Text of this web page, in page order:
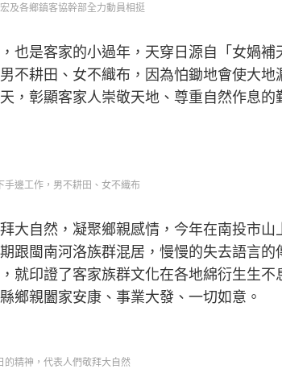
及各鄉鎮客協幹部全力動員相挺
也是客家的小過年，天穿日源自「女媧補
不耕田、女不織布，因為怕鋤地會使大地
，彰顯客家人崇敬天地、尊重自然作息的
手邊工作，男不耕田、女不織布
大自然，凝聚鄉親感情，今年在南投市山
跟閩南河洛族群混居，慢慢的失去語言的
就印證了客家族群文化在各地綿衍生生不
鄉親闔家安康、事業大發、一切如意。
的精神，代表人們敬拜大自然